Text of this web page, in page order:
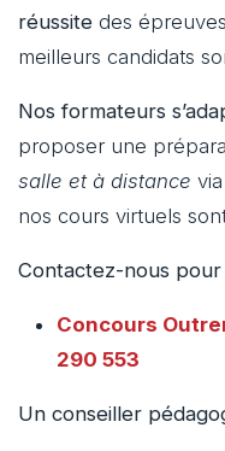
réussite des
meilleurs candidats
Nos formateurs
proposer une
salle et à distance
nos cours virtuels
Contactez-nous pour
Concours
290 553
Un conseiller